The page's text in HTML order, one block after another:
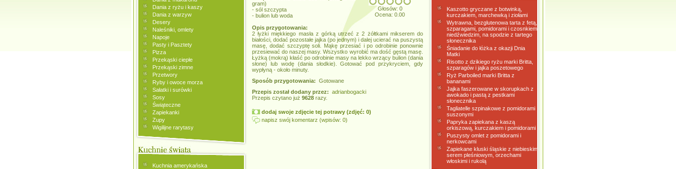
Dania z ryżu i kaszy
Dania z warzyw
Desery
Naleśniki, omlety
Napoje
Pasty i Pasztety
Pizza
Przekąski ciepłe
Przekąski zimne
Przetwory
Ryby i owoce morza
Sałatki i surówki
Sosy
Świąteczne
Zapiekanki
Zupy
Wigilijne rarytasy
Kuchnia amerykańska
Głosów: 0
Ocena: 0.00
gram)
- sól szczypta
- bulion lub woda
Opis przygotowania:
2 łyżki miękkiego masła z górką utrzeć z 2 żółtkami mikserem do
białości, dodać pozostałe jajka (po jednym) i dalej ucierać na puszystą
masę, dodać szczyptę soli. Mąkę przesiać i po odrobinie ponownie
przesiewać do naszej masy. Wszystko wyrobić ma dość gęstą masę.
Łyżką (mokrą) kłaść po odrobinie masy na lekko wrzący bulion (dania
słone) lub wodę (dania słodkie). Gotować pod przykryciem, gdy
wypłyną - około minuty.
Sposób przygotowania: Gotowane
Przepis został dodany przez: adrianbogacki
Przepis czytano już 9628 razy.
dodaj swoje zdjęcie tej potrawy (zdjęć: 0)
napisz swój komentarz (wpisów: 0)
Kaszotto gryczane z botwinką,
kurczakiem, marchewką i ziołami
Wytrawna, bezglutenowa tarta z fetą,
szparagami, pomidorami i czosnkiem
niedźwiedzim, na spodzie z tartego
słonecznika
Śniadanie do łóżka z okazji Dnia
Matki
Risotto z dzikiego ryżu marki Britta,
szparagów i jajka poszetowego
Ryż Parboiled marki Britta z
bananami
Jajka faszerowane w skorupkach z
awokado i pastą z pestkami
słonecznika
Tagliatelle szpinakowe z pomidorami
suszonymi
Papryka zapiekana z kaszą
orkiszową, kurczakiem i pomidorami
Puszysty omlet z pomidorami i
nerkowcami
Zapiekane kluski śląskie z niebieskim
serem pleśniowym, orzechami
włoskimi i rukolą